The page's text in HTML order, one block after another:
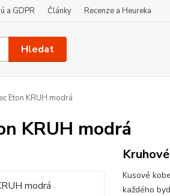
a GDPR Články Recenze a Heureka
Hledat
Eton KRUH modrá
KRUH modrá
Kusové
každého